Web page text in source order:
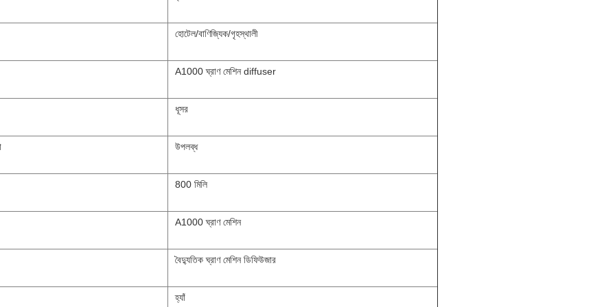
হোটেল/বাণিজ্যিক/গৃহস্থালী
A1000 ঘ্রাণ মেশিন diffuser
ধূসর
উপলব্ধ
800 মিলি
A1000 ঘ্রাণ মেশিন
বৈদ্যুতিক ঘ্রাণ মেশিন ডিফিউজার
হ্যাঁ